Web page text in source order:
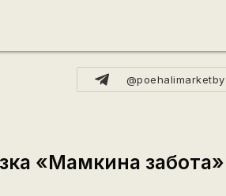
@poehalimarketby
«Мамкина забота»